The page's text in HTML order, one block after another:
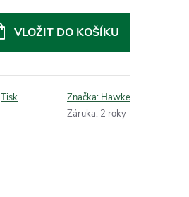
VLOŽIT DO KOŠÍKU
Tisk Značka: Hawke
Záruka: 2 roky